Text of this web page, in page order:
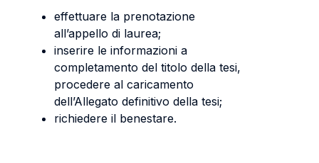
effettuare la prenotazione
all’appello di laurea;
inserire le informazioni a
completamento del titolo della tesi,
procedere al caricamento
dell’Allegato definitivo della tesi;
richiedere il benestare.